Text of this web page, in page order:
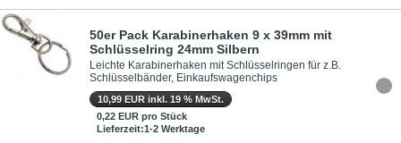
50er Pack Karabinerhaken 9 x 39mm mit
Schlüsselring 24mm Silbern
Leichte Karabinerhaken mit Schlüsselringen für z.B.
Schlüsselbänder, Einkaufswagenchips
10,99 EUR inkl. 19 % MwSt.
0,22 EUR pro Stück
Lieferzeit:1-2 Werktage